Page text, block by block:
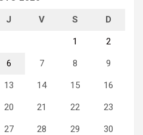
J V S D
1 2
6 7 8 9
13 14 15 16
20 21 22 23
27 28 29 30